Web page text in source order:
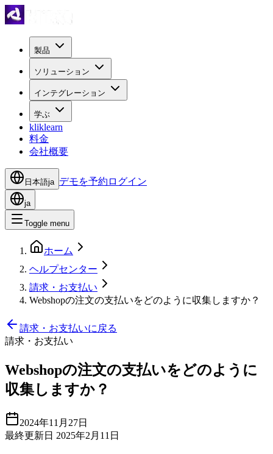
製品
ソリューション
インテグレーション
学ぶ
kliklearn
料金
会社概要
日本語ja デモを予約 ログイン
ja
Toggle menu
ホーム
ヘルプセンター
請求・お支払い
Webshopの注文の支払いをどのように収集しますか？
請求・お支払いに戻る
請求・お支払い
Webshopの注文の支払いをどのように
収集しますか？
2024年11月27日
最終更新日 2025年2月11日